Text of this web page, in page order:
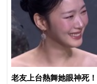
老友上台熱舞她眼神死